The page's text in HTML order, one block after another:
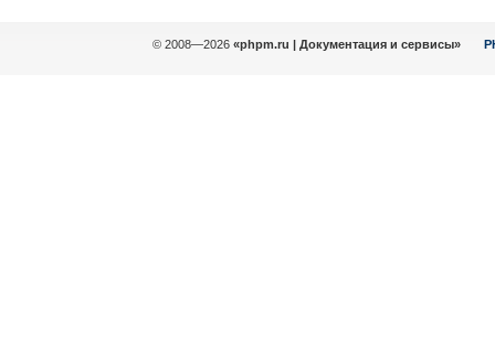
© 2008—2026 «phpm.ru | Документация и сервисы»